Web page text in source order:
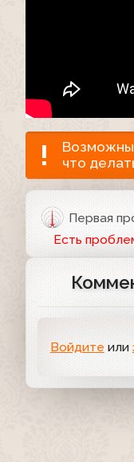
Возможны
что
Первая
Есть
Войдите или